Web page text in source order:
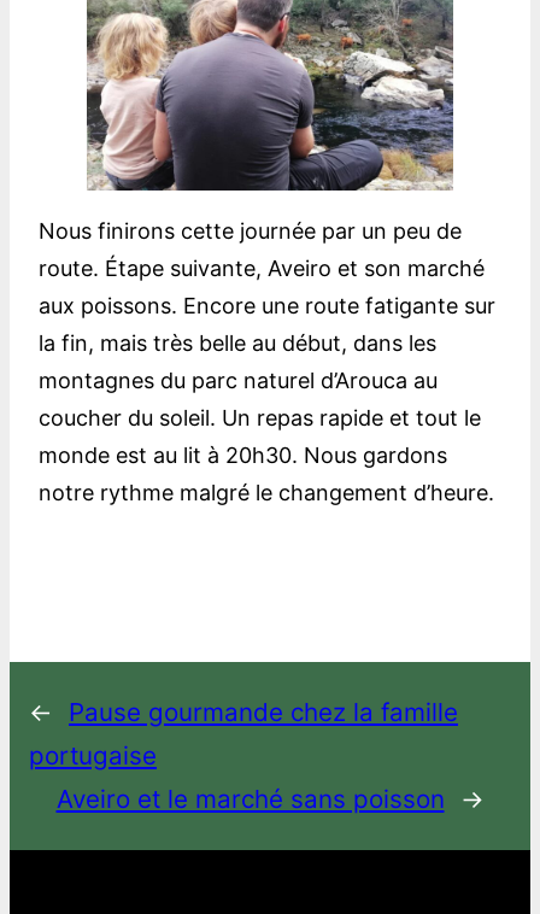
Nous finirons cette journée par un peu de
route. Étape suivante, Aveiro et son marché
aux poissons. Encore une route fatigante sur
la fin, mais très belle au début, dans les
montagnes du parc naturel d’Arouca au
coucher du soleil. Un repas rapide et tout le
monde est au lit à 20h30. Nous gardons
notre rythme malgré le changement d’heure.
←
Pause gourmande chez la famille
portugaise
Aveiro et le marché sans poisson
→